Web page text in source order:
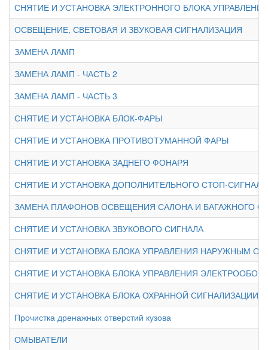
СНЯТИЕ И УСТАНОВКА ЭЛЕКТРОННОГО БЛОКА
ОСВЕЩЕНИЕ, СВЕТОВАЯ И ЗВУКОВАЯ СИГНАЛИЗАЦИЯ
ЗАМЕНА ЛАМП
ЗАМЕНА ЛАМП - ЧАСТЬ 2
ЗАМЕНА ЛАМП - ЧАСТЬ 3
СНЯТИЕ И УСТАНОВКА БЛОК-ФАРЫ
СНЯТИЕ И УСТАНОВКА ПРОТИВОТУМАННОЙ ФАРЫ
СНЯТИЕ И УСТАНОВКА ЗАДНЕГО ФОНАРЯ
СНЯТИЕ И УСТАНОВКА ДОПОЛНИТЕЛЬНОГО СТОП-СИГНАЛА
ЗАМЕНА ПЛАФОНОВ ОСВЕЩЕНИЯ САЛОНА И БАГАЖНОГО
СНЯТИЕ И УСТАНОВКА ЗВУКОВОГО СИГНАЛА
СНЯТИЕ И УСТАНОВКА БЛОКА УПРАВЛЕНИЯ НАРУЖНЫМ
СНЯТИЕ И УСТАНОВКА БЛОКА УПРАВЛЕНИЯ
СНЯТИЕ И УСТАНОВКА БЛОКА ОХРАННОЙ СИГНАЛИЗАЦИИ
Прочистка дренажных отверстий кузова
ОМЫВАТЕЛИ